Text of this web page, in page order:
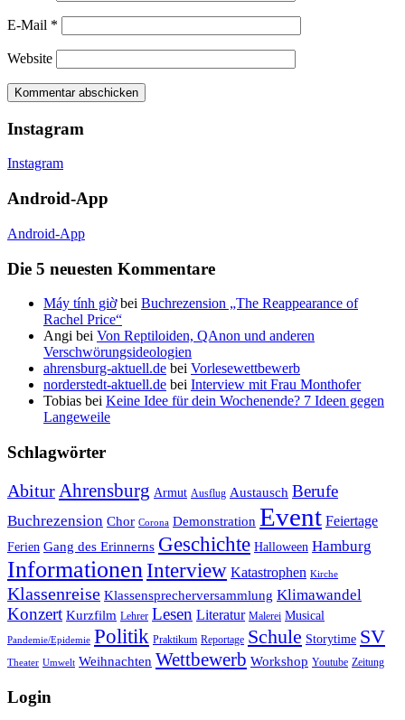
E-Mail *
Website
Instagram
Instagram
Android-App
Android-App
Die 5 neuesten Kommentare
Máy tính giờbei Buchrezension „The Reappearance of
Rachel Price“
Angi bei Von Reptiloiden, QAnon und anderen
Verschwörungsideologien
ahrensburg-aktuell.de bei Vorlesewettbewerb
norderstedt-aktuell.de bei Interview mit Frau Monthofer
Tobias bei Keine Idee für dein Wochenende? 7 Ideen gegen
Langeweile
Schlagwörter
Abitur Ahrensburg Armut Ausflug Austausch Berufe
Buchrezension Chor Corona Demonstration Event Feiertage
Ferien Gang des Erinnerns Geschichte Halloween Hamburg
Informationen Interview Katastrophen Kirche
Klassenreise Klassensprecherversammlung Klimawandel
Konzert Kurzfilm Lehrer Lesen Literatur Malerei Musical
Pandemie/Epidemie Politik Praktikum Reportage Schule Storytime SV
Theater Umwelt Weihnachten Wettbewerb Workshop Youtube Zeitung
Login